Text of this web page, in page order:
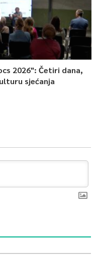
2026": Četiri dana,
sjećanja